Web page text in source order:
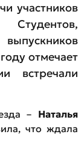
участников
отмечает
встречали
– Наталья
что ждала